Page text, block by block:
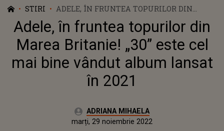
STIRI
ADELE, ÎN FRUNTEA TOPURILOR DIN
MAREA BRITANIE! „30” ESTE CEL MAI BINE
VÂNDUT ALBUM LANSAT ÎN 2021
Adele, în fruntea topurilor din
Marea Britanie! „30” este cel
mai bine vândut album lansat
în 2021
Autor:ADRIANA MIHAELA
luni, 29 noiembrie 2021Actualizat:
marți, 29 noiembrie 2022